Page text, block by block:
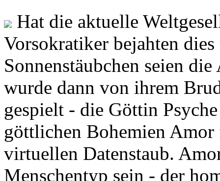
Hat die aktuelle
Vorsokratiker bejahten
Sonnenstäubchen seien
wurde dann von ihrem
gespielt - die Göttin
göttlichen Bohemien
virtuellen Datenstaub.
Menschentyp sein - der